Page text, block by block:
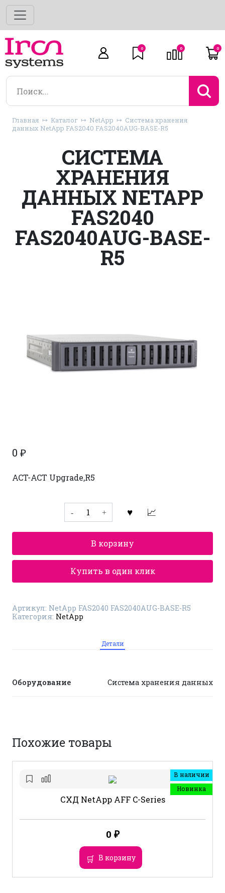
0 0 0
Главная Каталог NetApp
Система хранения
данных NetApp FAS2040 FAS2040AUG-BASE-R5
СИСТЕМА
ХРАНЕНИЯ
ДАННЫХ NETAPP
FAS2040
FAS2040AUG-BASE-
R5
0 ₽
ACT-ACT Upgrade,R5
Количество
товара
Система
хранения
данных
NetApp
FAS2040
FAS2040AUG-
BASE-
В корзину
Купить в один клик
Артикул: NetApp FAS2040 FAS2040AUG-BASE-R5
Категория: NetApp
Детали
Оборудование Система хранения данных
Похожие товары
В наличии
Новинка
СХД NetApp AFF C-Series
0 ₽
В корзину